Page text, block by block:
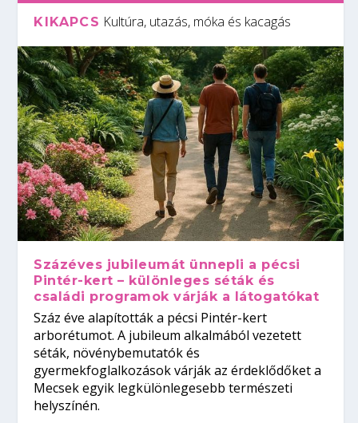
KIKAPCS Kultúra, utazás, móka és kacagás
Százéves jubileumát ünnepli a pécsi
Pintér-kert – különleges séták és
családi programok várják a látogatókat
Száz éve alapították a pécsi Pintér-kert
arborétumot. A jubileum alkalmából vezetett
séták, növénybemutatók és
gyermekfoglalkozások várják az érdeklődőket a
Mecsek egyik legkülönlegesebb természeti
helyszínén.